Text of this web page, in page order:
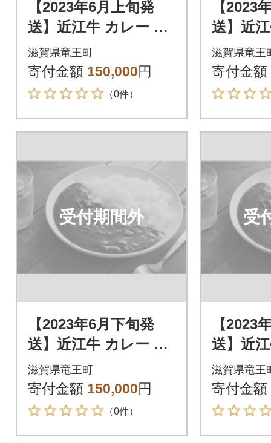
【2023年6月上旬発
送】近江牛 カレー 50
箱
滋賀県竜王町
寄付金額 150,000円
（0件）
【2023
送】近
箱
滋賀県竜王
寄付金額
受付期間外
【2023年6月下旬発
送】近江牛 カレー 50
箱
滋賀県竜王町
寄付金額 150,000円
（0件）
受
【2023
送】近
箱
滋賀県竜王
寄付金額